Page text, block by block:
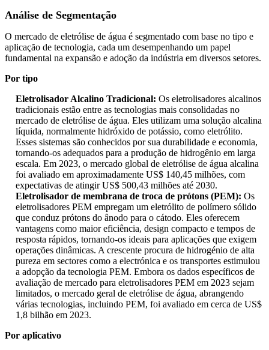
Análise de Segmentação
O mercado de eletrólise de água é segmentado com base no tipo e
aplicação de tecnologia, cada um desempenhando um papel
fundamental na expansão e adoção da indústria em diversos setores.
Por tipo
Eletrolisador Alcalino Tradicional: Os eletrolisadores alcalinos
tradicionais estão entre as tecnologias mais consolidadas no
mercado de eletrólise de água. Eles utilizam uma solução alcalina
líquida, normalmente hidróxido de potássio, como eletrólito.
Esses sistemas são conhecidos por sua durabilidade e economia,
tornando-os adequados para a produção de hidrogênio em larga
escala. Em 2023, o mercado global de eletrólise de água alcalina
foi avaliado em aproximadamente US$ 140,45 milhões, com
expectativas de atingir US$ 500,43 milhões até 2030.
Eletrolisador de membrana de troca de prótons (PEM): Os
eletrolisadores PEM empregam um eletrólito de polímero sólido
que conduz prótons do ânodo para o cátodo. Eles oferecem
vantagens como maior eficiência, design compacto e tempos de
resposta rápidos, tornando-os ideais para aplicações que exigem
operações dinâmicas. A crescente procura de hidrogénio de alta
pureza em sectores como a electrónica e os transportes estimulou
a adopção da tecnologia PEM. Embora os dados específicos de
avaliação de mercado para eletrolisadores PEM em 2023 sejam
limitados, o mercado geral de eletrólise de água, abrangendo
várias tecnologias, incluindo PEM, foi avaliado em cerca de US$
1,8 bilhão em 2023.
Por aplicativo